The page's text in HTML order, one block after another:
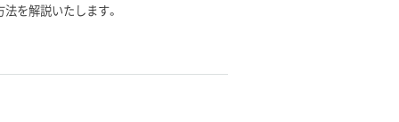
を解説いたします。